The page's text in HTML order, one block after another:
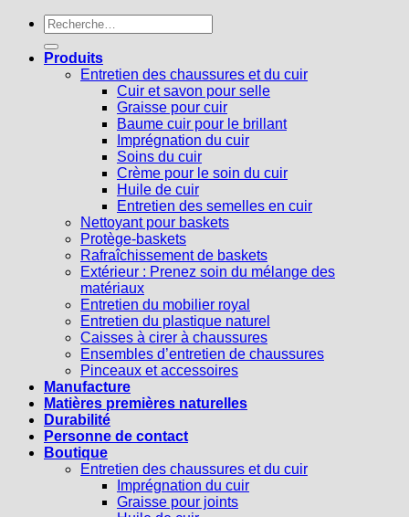
Recherche
pour :
Produits
Entretien des chaussures et du cuir
Cuir et savon pour selle
Graisse pour cuir
Baume cuir pour le brillant
Imprégnation du cuir
Soins du cuir
Crème pour le soin du cuir
Huile de cuir
Entretien des semelles en cuir
Nettoyant pour baskets
Protège-baskets
Rafraîchissement de baskets
Extérieur : Prenez soin du mélange des
matériaux
Entretien du mobilier royal
Entretien du plastique naturel
Caisses à cirer à chaussures
Ensembles d’entretien de chaussures
Pinceaux et accessoires
Manufacture
Matières premières naturelles
Durabilité
Personne de contact
Boutique
Entretien des chaussures et du cuir
Imprégnation du cuir
Graisse pour joints